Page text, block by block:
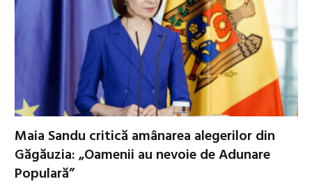
Maia Sandu critică amânarea alegerilor din
Găgăuzia: „Oamenii au nevoie de Adunare
Populară”